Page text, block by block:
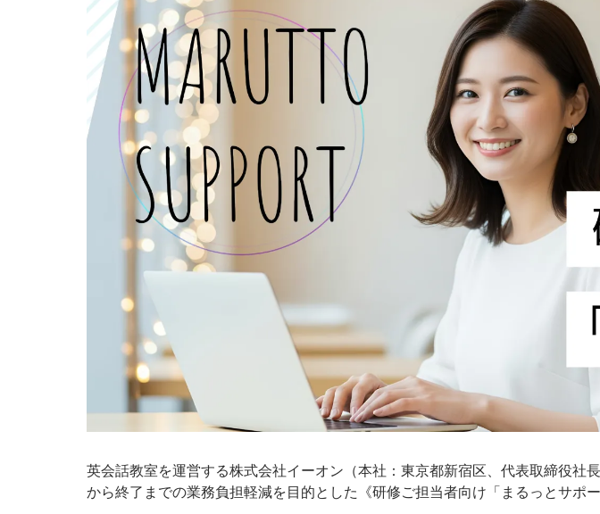
英会話教室を運営する株式会社イーオン（本社：東京都新宿区、代表取締役
から終了までの業務負担軽減を目的とした《研修ご担当者向け「まるっとサポ